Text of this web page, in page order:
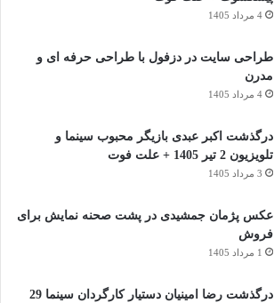
4 مرداد 1405
طراحی سایت در دزفول با طراحی حرفه‌ ای و
مدرن
4 مرداد 1405
درگذشت اکبر عبدی بازیگر محبوب سینما و
تلویزیون 2 تیر 1405 + علت فوت
3 مرداد 1405
عکس پژمان جمشیدی در پشت صحنه نمایش برای
فروش
1 مرداد 1405
درگذشت رضا امینیان دستیار کارگردان سینما 29